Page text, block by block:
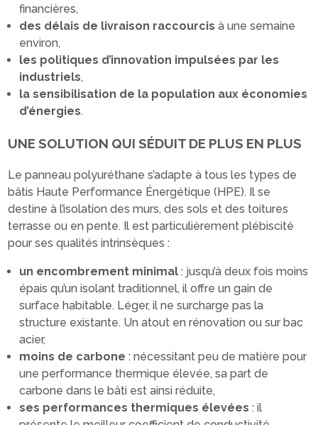
financières,
des délais de livraison raccourcis à une semaine
environ,
les politiques d’innovation impulsées par les
industriels,
la sensibilisation de la population aux économies
d’énergies.
UNE SOLUTION QUI SÉDUIT DE PLUS EN PLUS
Le panneau polyuréthane s’adapte à tous les types de
bâtis Haute Performance Énergétique (HPE). Il se
destine à l’isolation des murs, des sols et des toitures
terrasse ou en pente. Il est particulièrement plébiscité
pour ses qualités intrinsèques :
un encombrement minimal : jusqu’à deux fois moins
épais qu’un isolant traditionnel, il offre un gain de
surface habitable. Léger, il ne surcharge pas la
structure existante. Un atout en rénovation ou sur bac
acier,
moins de carbone : nécessitant peu de matière pour
une performance thermique élevée, sa part de
carbone dans le bâti est ainsi réduite,
ses performances thermiques élevées : il